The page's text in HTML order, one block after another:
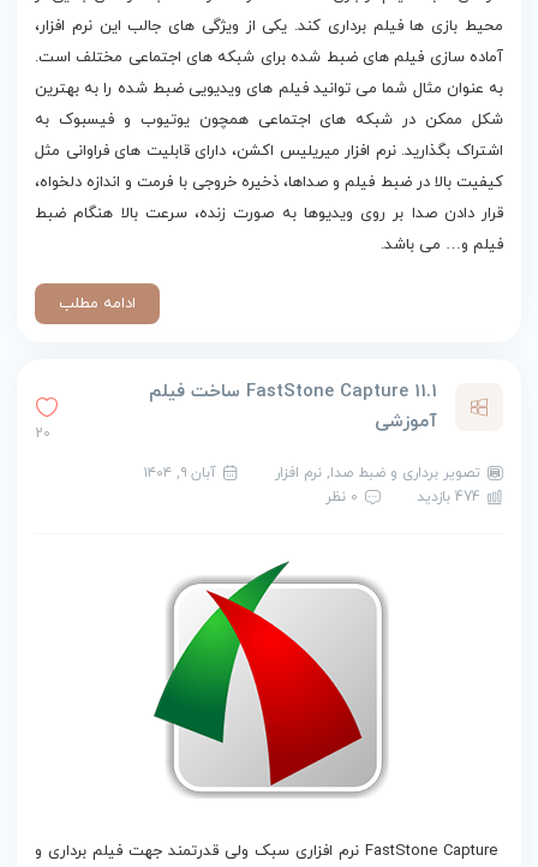
محیط بازی ها فیلم برداری کند. یکی از ویژگی های جالب این نرم افزار،
آماده سازی فیلم های ضبط شده برای شبکه های اجتماعی مختلف است.
به عنوان مثال شما می توانید فیلم های ویدیویی ضبط شده را به بهترین
شکل ممکن در شبکه های اجتماعی همچون یوتیوب و فیسبوک به
اشتراک بگذارید. نرم افزار میریلیس اکشن، دارای قابلیت های فراوانی مثل
کیفیت بالا در ضبط فیلم و صداها، ذخیره خروجی با فرمت و اندازه دلخواه،
قرار دادن صدا بر روی ویدیوها به صورت زنده، سرعت بالا هنگام ضبط
فیلم و… می باشد.
ادامه مطلب
FastStone Capture 11.1 ساخت فیلم
آموزشی
20
تصویر برداری و ضبط صدا, نرم افزار
آبان ۹, ۱۴۰۴
474 بازدید
0 نظر
FastStone Capture نرم افزاری سبک ولی قدرتمند جهت فیلم برداری و